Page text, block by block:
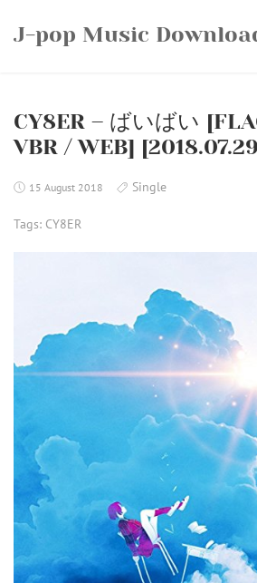
J-pop Music
CY8ER – ばいばい
VBR / WEB]
15 August 2018 Single
Tags: CY8ER